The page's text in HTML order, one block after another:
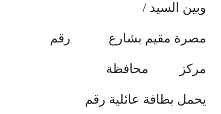
وبين السيد /
مصرة مقيم بشارع رقم
مركز محافظة
يحمل بطافة عائلية رقم